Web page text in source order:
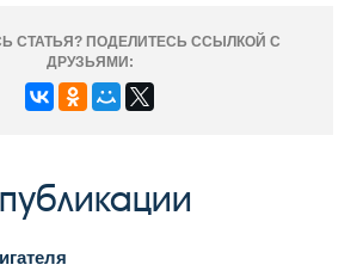
СТАТЬЯ? ПОДЕЛИТЕСЬ ССЫЛКОЙ С
ДРУЗЬЯМИ: